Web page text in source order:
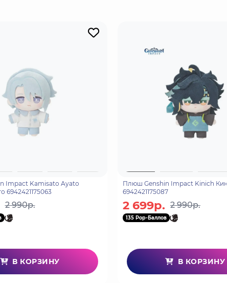
Impact Kamisato Ayato
6942421175063
2 990р.
В КОРЗИНУ
Плюш Genshin Impact Kinich
6942421175087
2 699р. 2 990р.
135 Pop-Баллов
В КОРЗИНУ